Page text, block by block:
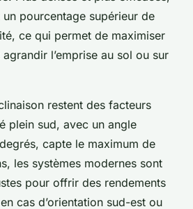
pourcentage supérieur de
ce qui permet de maximiser
l’emprise au sol ou sur
restent des facteurs
plein sud, avec un angle
capte le maximum de
les systèmes modernes sont
pour offrir des rendements
cas d’orientation sud-est ou